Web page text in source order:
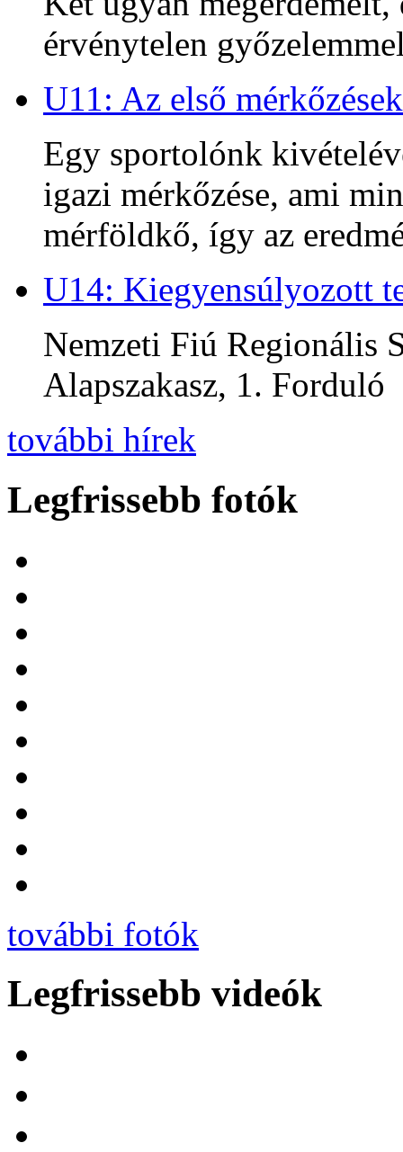
érvénytelen
U11: Az első mérkőzések
Egy sportolónk
igazi mérkőzése, ami
mérföldkő, így az
U14: Kiegyensúlyozott
Nemzeti Fiú Regionális
Alapszakasz, 1. Forduló
további hírek
Legfrissebb fotók
további fotók
Legfrissebb videók